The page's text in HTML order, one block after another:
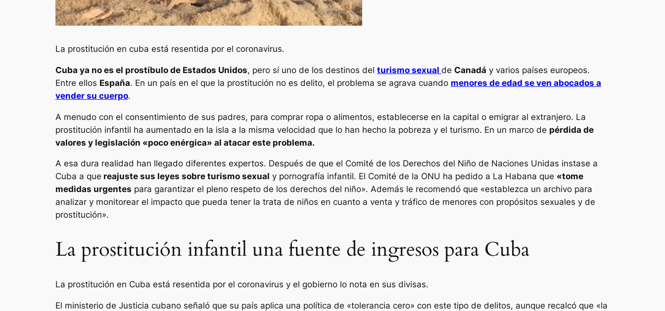
La prostitución en cuba está resentida por el coronavirus.
Cuba ya no es el prostíbulo de Estados Unidos, pero sí uno de los destinos del turismo sexual de Canadá y varios países europeos.
Entre ellos España. En un país en el que la prostitución no es delito, el problema se agrava cuando menores de edad se ven abocados a
vender su cuerpo.
A menudo con el consentimiento de sus padres, para comprar ropa o alimentos, establecerse en la capital o emigrar al extranjero. La
prostitución infantil ha aumentado en la isla a la misma velocidad que lo han hecho la pobreza y el turismo. En un marco de pérdida de
valores y legislación «poco enérgica» al atacar este problema.
A esa dura realidad han llegado diferentes expertos. Después de que el Comité de los Derechos del Niño de Naciones Unidas instase a
Cuba a que reajuste sus leyes sobre turismo sexual y pornografía infantil. El Comité de la ONU ha pedido a La Habana que «tome
medidas urgentes para garantizar el pleno respeto de los derechos del niño». Además le recomendó que «establezca un archivo para
analizar y monitorear el impacto que pueda tener la trata de niños en cuanto a venta y tráfico de menores con propósitos sexuales y de
prostitución».
La prostitución infantil una fuente de ingresos para Cuba
La prostitución en Cuba está resentida por el coronavirus y el gobierno lo nota en sus divisas.
El ministerio de Justicia cubano señaló que su país aplica una política de «tolerancia cero» con este tipo de delitos, aunque recalcó que «la